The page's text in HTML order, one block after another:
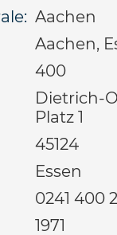
Aachen
Aachen,
400
Dietrich-
Platz 1
45124
Essen
0241 400
1971